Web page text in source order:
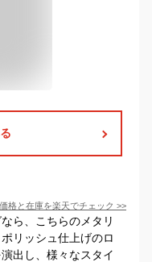
価格と在庫を楽天でチェック >>
ら、こちらのメタリ
リッシュ仕上げのロ
出し、様々なスタイ